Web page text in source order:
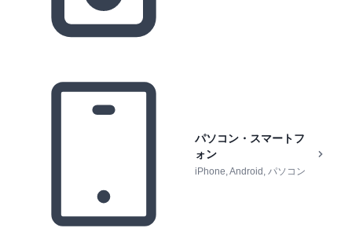
パソコン・スマートフ
ォン
iPhone, Android, パソコン